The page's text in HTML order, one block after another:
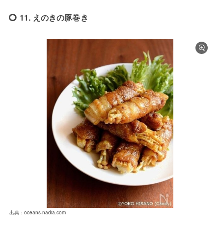
11. えのきの豚巻き
出典：oceans-nadia.com